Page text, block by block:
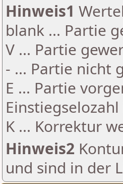
Hinweis1
blank ... Partie
V ... Partie
- ... Partie nicht
E ... Partie
K ... Korrektur
Hinweis2
und sind in der